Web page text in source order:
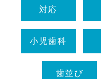
対応
小児歯科
歯並び